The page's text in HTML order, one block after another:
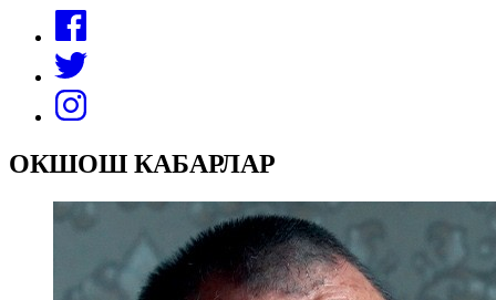
ОКШОШ КАБАРЛАР